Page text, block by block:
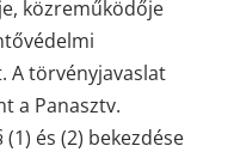
közreműködője
A törvényjavaslat
a Panasztv.
és (2) bekezdése